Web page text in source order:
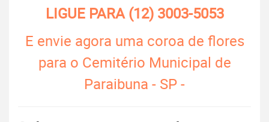
LIGUE PARA(12) 3003-5053
E envie agora uma coroa de flores
para o Cemitério Municipal de
Paraibuna - SP -